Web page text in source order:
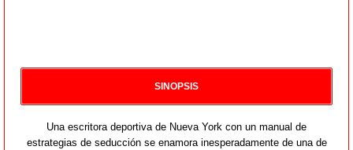
SINOPSIS
Una escritora deportiva de Nueva York con un manual de
estrategias de seducción se enamora inesperadamente de una de